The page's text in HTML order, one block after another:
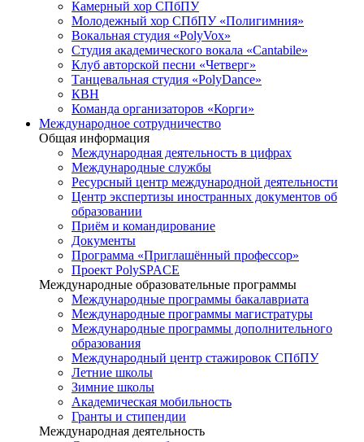
Камерный хор СПбПУ
Молодежный хор СПбПУ «Полигимния»
Вокальная студия «PolyVox»
Студия академического вокала «Cantabile»
Клуб авторской песни «Четверг»
Танцевальная студия «PolyDance»
КВН
Команда организаторов «Корги»
Международное сотрудничество
Общая информация
Международная деятельность в цифрах
Международные службы
Ресурсный центр международной деятельности
Центр экспертизы иностранных документов об
образовании
Приём и командирование
Документы
Программа «Приглашённый профессор»
Проект PolySPACE
Международные образовательные программы
Международные программы бакалавриата
Международные программы магистратуры
Международные программы дополнительного
образования
Международный центр стажировок СПбПУ
Летние школы
Зимние школы
Академическая мобильность
Гранты и стипендии
Международная деятельность